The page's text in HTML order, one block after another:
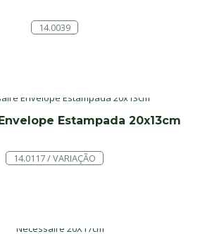
14.0039
Estampada 20x13cm
14.0117 / VARIAÇÃO